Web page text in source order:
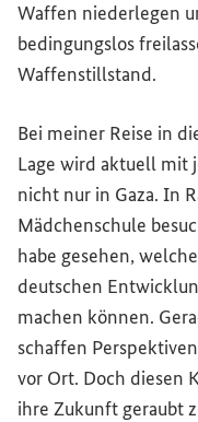
Waffen niederlegen
bedingungslos
Waffenstillstand.
Bei meiner Reise in
Lage wird aktuell mit
nicht nur in Gaza. In
Mädchenschule
habe gesehen,
deutschen
machen können.
schaffen
vor Ort. Doch diesen
ihre Zukunft geraubt